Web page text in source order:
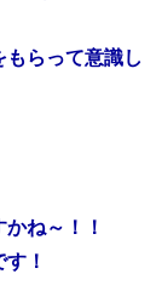
らって意識し
ね～！！
！